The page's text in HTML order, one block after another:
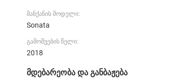
მანქანის მოდელი:
Sonata
გამოშვების წელი:
2018
მდებარეობა და განბაჟება